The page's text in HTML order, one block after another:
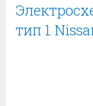
тип 1